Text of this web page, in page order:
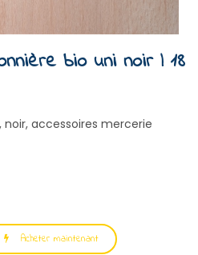
bio uni noir | 18
accessoires mercerie
Acheter maintenant